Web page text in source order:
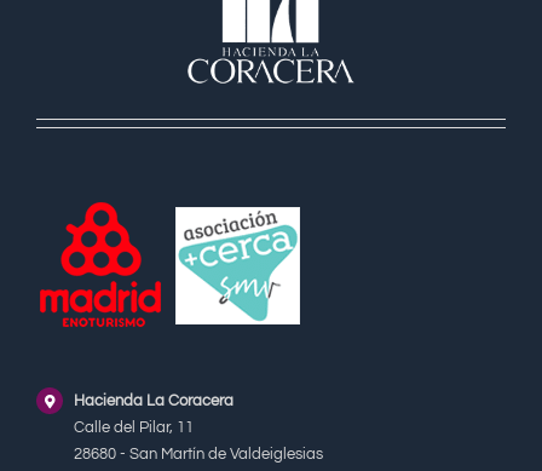
Hacienda La Coracera
Calle del Pilar, 11
28680 - San Martín de Valdeiglesias